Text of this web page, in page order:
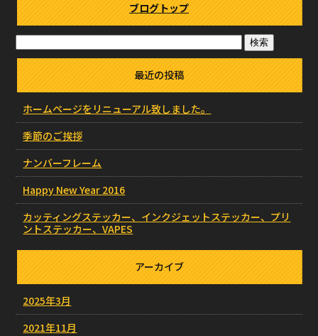
ブログトップ
最近の投稿
ホームページをリニューアル致しました。
季節のご挨拶
ナンバーフレーム
Happy New Year 2016
カッティングステッカー、インクジェットステッカー、プリ
ントステッカー、VAPES
アーカイブ
2025年3月
2021年11月